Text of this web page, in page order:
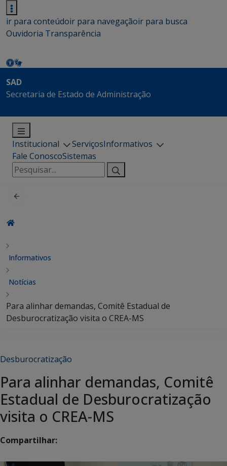
ir para conteúdoir para navegaçãoir para busca
Ouvidoria Transparência
SAD
Secretaria de Estado de Administração
Institucional ServiçosInformativos
Fale ConoscoSistemas
Pesquisar
por:
Informativos
Notícias
Para alinhar demandas, Comitê Estadual de
Desburocratização visita o CREA-MS
Desburocratização
Para alinhar demandas, Comitê
Estadual de Desburocratização
visita o CREA-MS
Compartilhar: